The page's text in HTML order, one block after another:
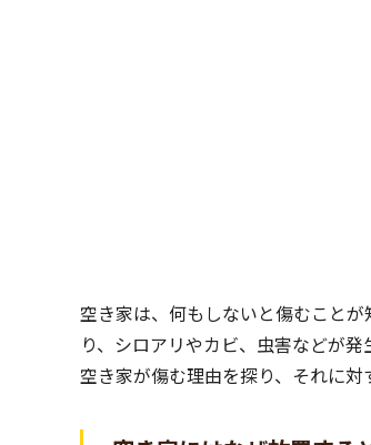
空き家は、何もしないと傷むこと
り、シロアリやカビ、虫害などが
空き家が傷む理由を探り、それに対